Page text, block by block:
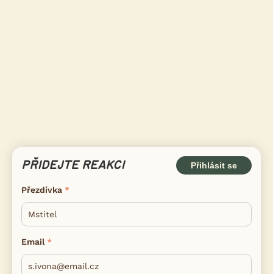
PŘIDEJTE REAKCI Přihlásit se
Přezdívka
Email